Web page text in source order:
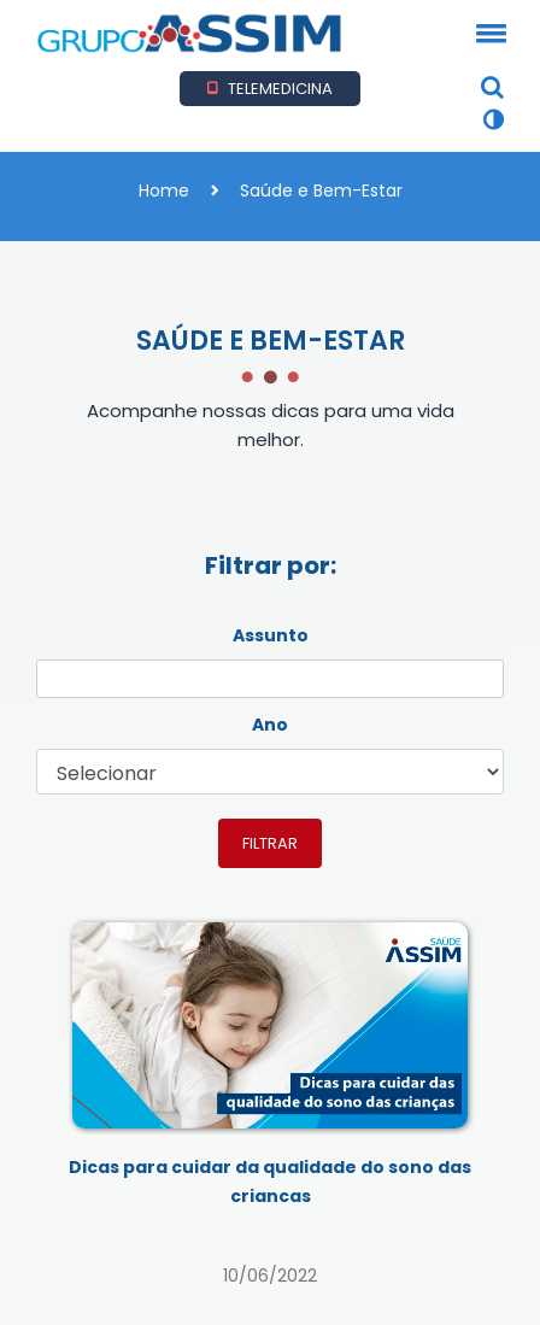
TELEMEDICINA
Home Saúde e Bem-Estar
SAÚDE E BEM-ESTAR
Acompanhe nossas dicas para uma vida
melhor.
Filtrar por:
Assunto
Ano
FILTRAR
Dicas para cuidar da qualidade do sono das
criancas
10/06/2022